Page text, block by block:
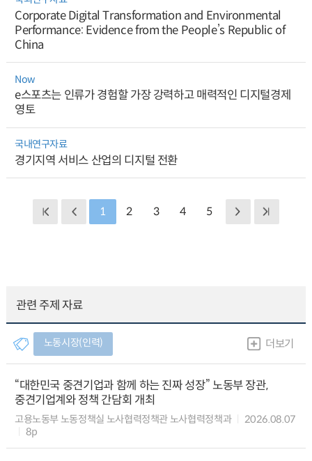
Corporate Digital Transformation and Environmental
Performance: Evidence from the People’s Republic of
China
Now
e스포츠는 인류가 경험할 가장 강력하고 매력적인 디지털경제
영토
국내연구자료
경기지역 서비스 산업의 디지털 전환
1 2 3 4 5
관련 주제 자료
노동시장(인력) 더보기
“대한민국 중견기업과 함께 하는 진짜 성장” 노동부 장관,
중견기업계와 정책 간담회 개최
고용노동부 노동정책실 노사협력정책관 노사협력정책과
2026.08.07
8p